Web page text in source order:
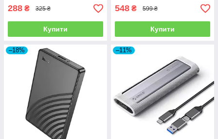
288 ₴ 325 ₴
Купити
548 ₴ 599 ₴
Купити
–18% –11%